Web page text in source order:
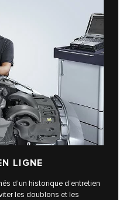
LIGNE
d’un historique d’entretien
les doublons et les